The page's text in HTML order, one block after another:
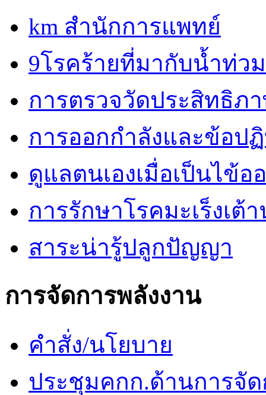
km สำนักการแพทย์
9โรคร้ายที่มากับน้ำท่วม
การตรวจวัดประสิทธิภ
การออกกำลังและข้อป
ดูแลตนเองเมื่อเป็นไข้อ
การรักษาโรคมะเร็งเต้
สาระน่ารู้ปลูกปัญญา
การจัดการพลังงาน
คำสั่ง/นโยบาย
ประชุมคกก.ด้านการจัด